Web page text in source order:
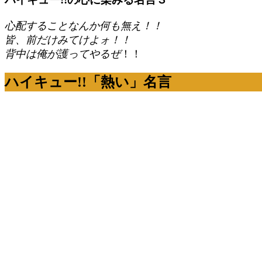
心配することなんか何も無え！！
皆、前だけみてけよォ！！
背中は俺が護ってやるぜ！！
ハイキュー!!「熱い」名言